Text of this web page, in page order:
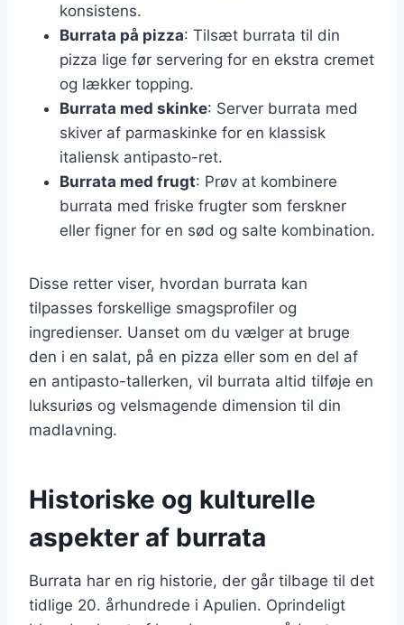
konsistens.
Burrata på pizza: Tilsæt burrata til din
pizza lige før servering for en ekstra cremet
og lækker topping.
Burrata med skinke: Server burrata med
skiver af parmaskinke for en klassisk
italiensk antipasto-ret.
Burrata med frugt: Prøv at kombinere
burrata med friske frugter som ferskner
eller figner for en sød og salte kombination.
Disse retter viser, hvordan burrata kan
tilpasses forskellige smagsprofiler og
ingredienser. Uanset om du vælger at bruge
den i en salat, på en pizza eller som en del af
en antipasto-tallerken, vil burrata altid tilføje en
luksuriøs og velsmagende dimension til din
madlavning.
Historiske og kulturelle
aspekter af burrata
Burrata har en rig historie, der går tilbage til det
tidlige 20. århundrede i Apulien. Oprindeligt